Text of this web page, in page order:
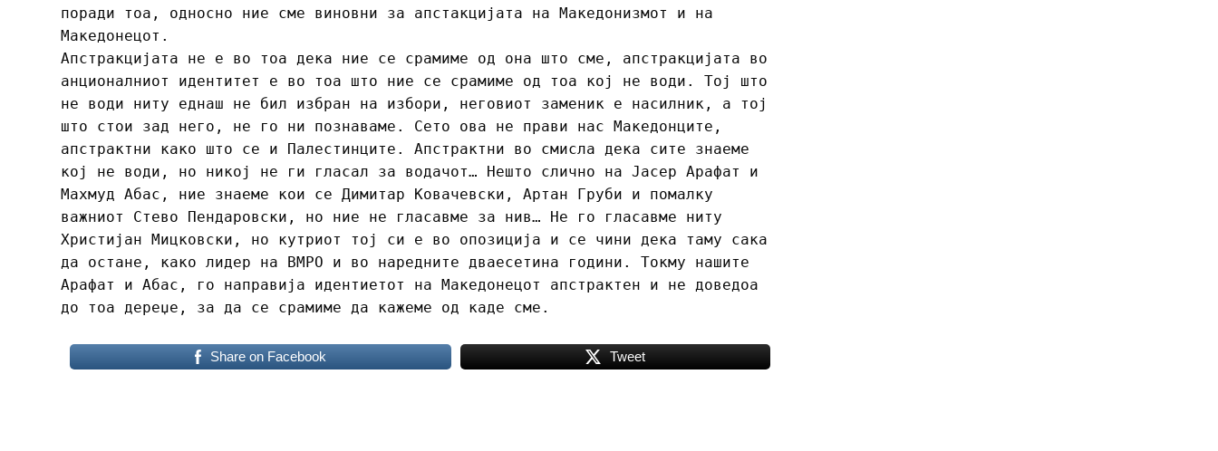
поради тоа, односно ние сме виновни за апстакцијата на Македонизмот и на
Македонецот.
Апстракцијата не е во тоа дека ние се срамиме од она што сме, апстракцијата во
анционалниот идентитет е во тоа што ние се срамиме од тоа кој не води. Тој што
не води ниту еднаш не бил избран на избори, неговиот заменик е насилник, а тој
што стои зад него, не го ни познаваме. Сето ова не прави нас Македонците,
апстрактни како што се и Палестинците. Апстрактни во смисла дека сите знаеме
кој не води, но никој не ги гласал за водачот… Нешто слично на Јасер Арафат и
Махмуд Абас, ние знаеме кои се Димитар Ковачевски, Артан Груби и помалку
важниот Стево Пендаровски, но ние не гласавме за нив… Не го гласавме ниту
Христијан Мицковски, но кутриот тој си е во опозиција и се чини дека таму сака
да остане, како лидер на ВМРО и во наредните дваесетина години. Токму нашите
Арафат и Абас, го направија идентиетот на Македонецот апстрактен и не доведоа
до тоа дереџе, за да се срамиме да кажеме од каде сме.
Share on Facebook Tweet